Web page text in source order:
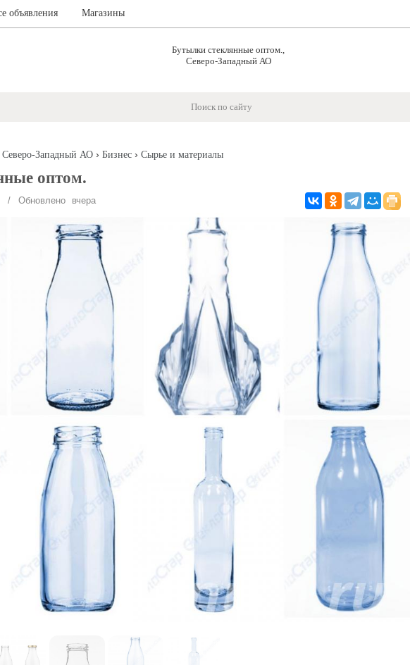
объявления Магазины
Бутылки стеклянные оптом.,
Северо-Западный АО
Северо-Западный АО› Бизнес› Сырье и материалы
оптом.
/ Обновлено вчера